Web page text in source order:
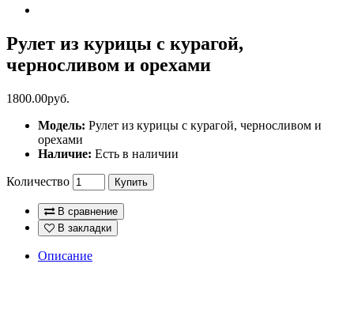
Рулет из курицы с курагой,
черносливом и орехами
1800.00руб.
Модель: Рулет из курицы с курагой, черносливом и
орехами
Наличие: Есть в наличии
Количество Купить
В сравнение
В закладки
Описание